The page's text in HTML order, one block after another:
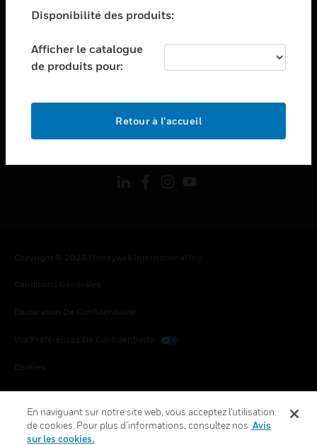
toggle view
toggle view
NOUS CONTACTER
MENTIONS LÉGALES
Copyright © 2026 Honeywell International Inc.
Conditions Générales
Déclaration De Confidentialité
Vos Préférences De Confidentialité
Cookies
Désabonnement Global
Disponibilité des produits:
Afficher le catalogue
de produits pour:
Retour à l’accueil
En naviguant sur notre site web, vous acceptez l'utilisation
de cookies. Pour plus d’informations, consultez nos Avis
sur les cookies.